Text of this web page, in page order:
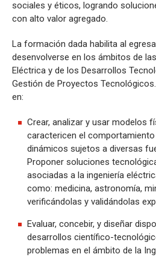
sociales y éticos, logrando
con alto valor agregado.
La formación dada habilita al
desenvolverse en los ámbitos de
Eléctrica y de los Desarrollos
Gestión de Proyectos
en:
Crear, analizar y usar modelos
caractericen el
dinámicos sujetos a diversas
Proponer soluciones
asociadas a la ingeniería
como: medicina, astronomía,
verificándolas y validándolas
Evaluar, concebir, y diseñar
desarrollos científico-
problemas en el ámbito de la